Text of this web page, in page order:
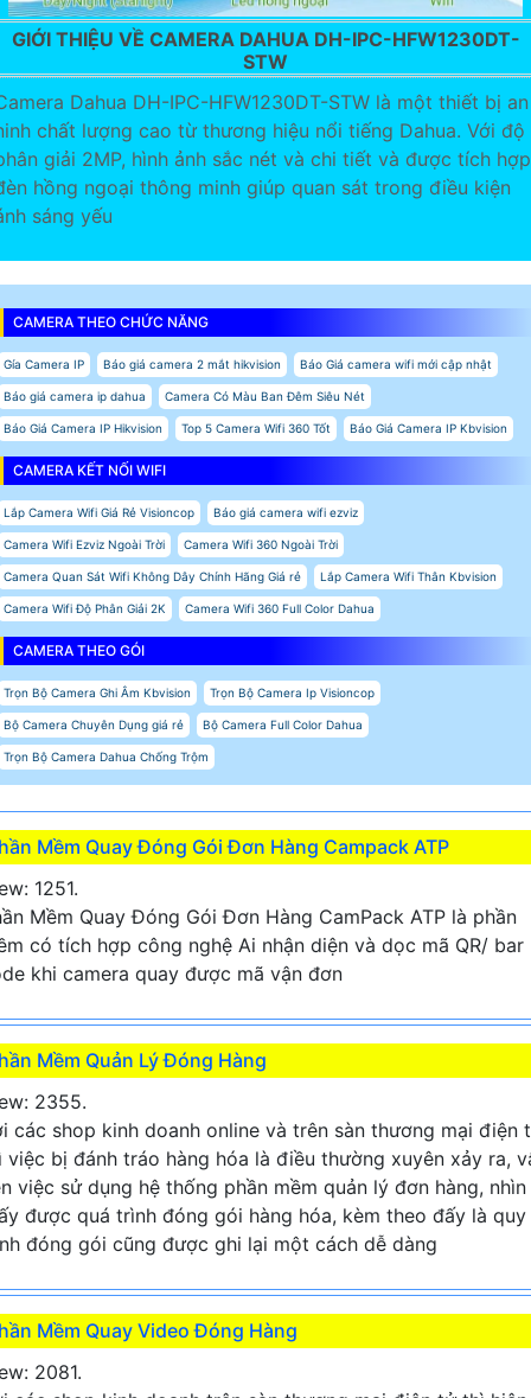
GIỚI THIỆU VỀ CAMERA DAHUA DH-IPC-HFW1230DT-
STW
Dahua DH-IPC-HFW1230DT-STW là một thiết bị an
chất lượng cao từ thương hiệu nổi tiếng Dahua. Với độ
giải 2MP, hình ảnh sắc nét và chi tiết và được tích hợp
hồng ngoại thông minh giúp quan sát trong điều kiện
sáng yếu
CAMERA THEO CHỨC NĂNG
Gía Camera IP Báo giá camera 2 mắt hikvision Báo Giá camera wifi mới cập nhật
Báo giá camera ip dahua Camera Có Màu Ban Đêm Siêu Nét
Báo Giá Camera IP Hikvision Top 5 Camera Wifi 360 Tốt Báo Giá Camera IP Kbvision
CAMERA KẾT NỐI WIFI
Lắp Camera Wifi Giá Rẻ Visioncop Báo giá camera wifi ezviz
Camera Wifi Ezviz Ngoài Trời Camera Wifi 360 Ngoài Trời
Camera Quan Sát Wifi Không Dây Chính Hãng Giá rẻ Lắp Camera Wifi Thân Kbvision
Camera Wifi Độ Phân Giải 2K Camera Wifi 360 Full Color Dahua
CAMERA THEO GÓI
Trọn Bộ Camera Ghi Âm Kbvision Trọn Bộ Camera Ip Visioncop
Bộ Camera Chuyên Dụng giá rẻ Bộ Camera Full Color Dahua
Trọn Bộ Camera Dahua Chống Trộm
Mềm Quay Đóng Gói Đơn Hàng Campack ATP
1251.
Mềm Quay Đóng Gói Đơn Hàng CamPack ATP là phần
có tích hợp công nghệ Ai nhận diện và dọc mã QR/ bar
khi camera quay được mã vận đơn
Mềm Quản Lý Đóng Hàng
2355.
các shop kinh doanh online và trên sàn thương mại điện
việc bị đánh tráo hàng hóa là điều thường xuyên xảy ra,
việc sử dụng hệ thống phần mềm quản lý đơn hàng, nhìn
được quá trình đóng gói hàng hóa, kèm theo đấy là quy
đóng gói cũng được ghi lại một cách dễ dàng
Mềm Quay Video Đóng Hàng
2081.